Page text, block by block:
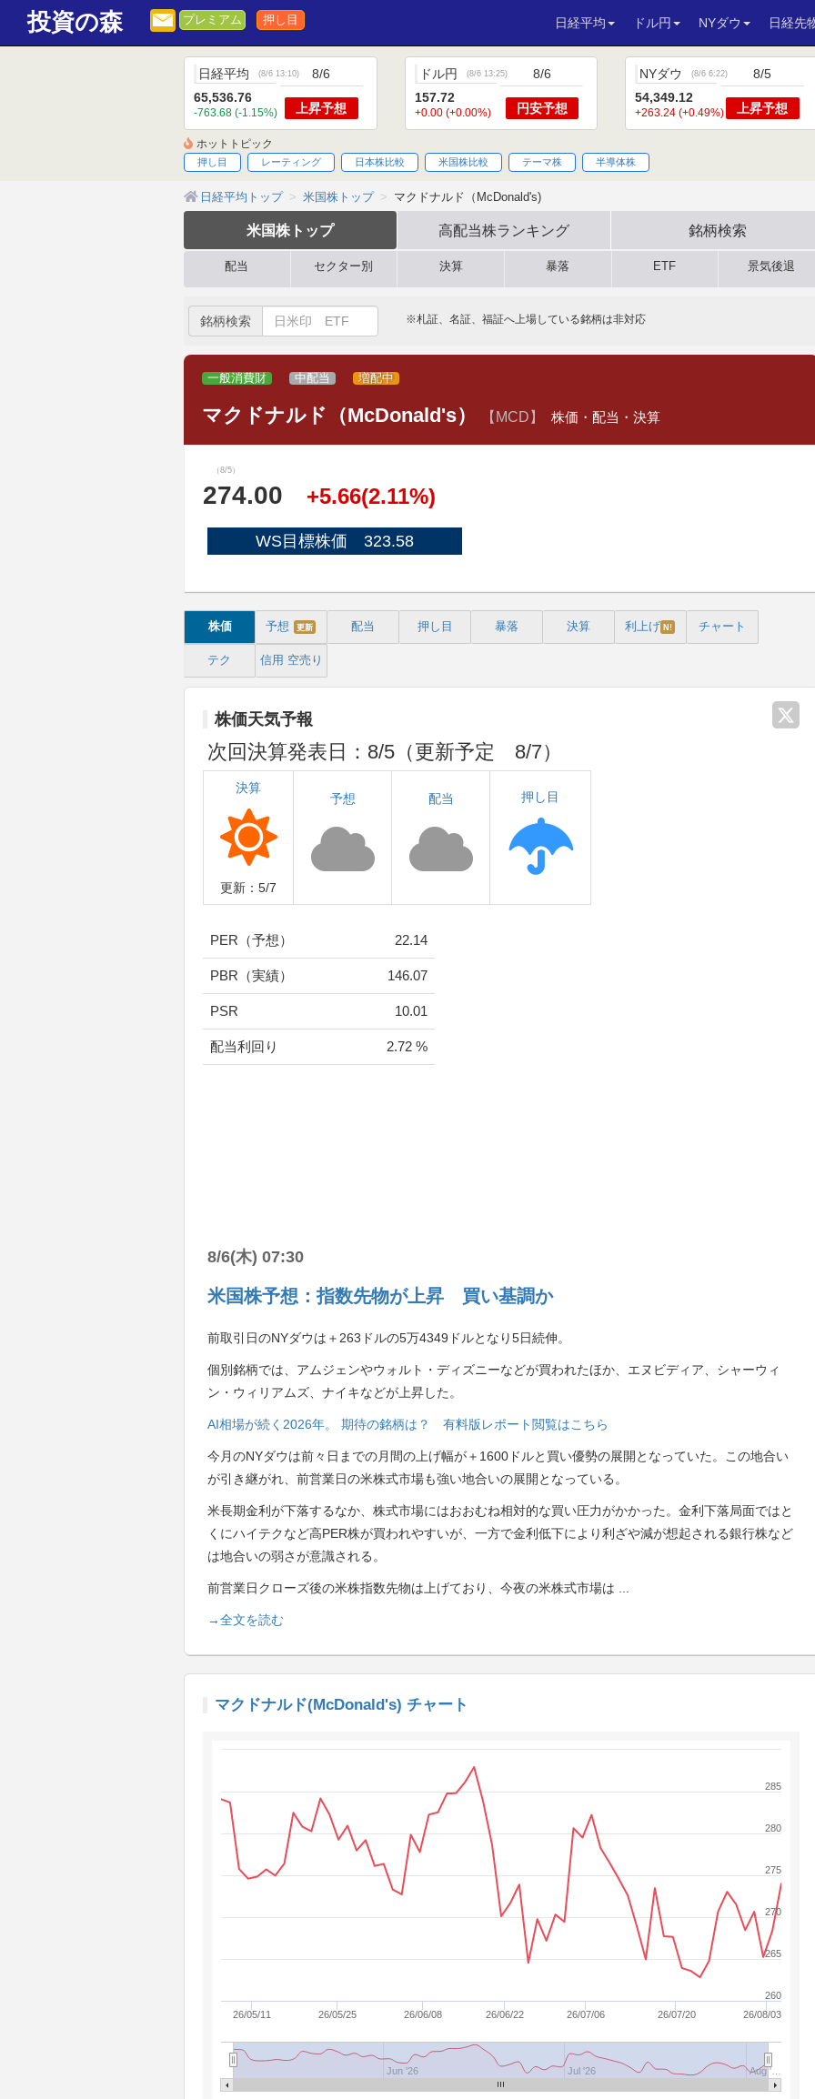
投資の森 プレミアム 押し目 日経平均 ドル円 NYダウ 日経先
日経平均 (8/6 13:10)
65,536.76
-763.68 (-1.15%)
8/6
上昇予想
ドル円 (8/6 13:25)
157.72
+0.00 (+0.00%)
8/6
円安予想
NYダウ (8/6 6:22)
54,349.12
+263.24 (+0.49%)
8/5
上昇予想
ホットトピック
押し目 レーティング 日本株比較 米国株比較 テーマ株 半導体株
日経平均トップ 米国株トップ マクドナルド（McDonald's)
米国株 トップ 高配当株ランキング 銘柄検索
配当 セクター別 決算 暴落 ETF 景気後退
銘柄検索 ※札証、名証、福証へ上場している銘柄は非対応
一般消費財 中配当 増配中
マクドナルド（McDonald's） 【MCD】 株価・配当・決算
（8/5）
274.00 +5.66(2.11%)
WS目標株価 323.58
株価 予想 更新 配当 押し目 暴落 決算 利上げ N! チャート
テク 信用 空売り
株価天気予報
次回決算発表日：8/5（更新予定 8/7）
決算
更新：5/7
予想 配当 押し目
PER（予想） 22.14
PBR（実績） 146.07
PSR 10.01
配当利回り 2.72 %
8/6(木) 07:30
米国株予想：指数先物が上昇 買い基調か
前取引日のNYダウは＋263ドルの5万4349ドルとなり5日続伸。
個別銘柄では、アムジェンやウォルト・ディズニーなどが買われたほか、エヌビディア、シャーウィ
ン・ウィリアムズ、ナイキなどが上昇した。
AI相場が続く2026年。 期待の銘柄は？ 有料版レポート閲覧はこちら
今月のNYダウは前々日までの月間の上げ幅が＋1600ドルと買い優勢の展開となっていた。この地合い
が引き継がれ、前営業日の米株式市場も強い地合いの展開となっている。
米長期金利が下落するなか、株式市場にはおおむね相対的な買い圧力がかかった。金利下落局面ではと
くにハイテクなど高PER株が買われやすいが、一方で金利低下により利ざや減が想起される銀行株など
は地合いの弱さが意識される。
前営業日クローズ後の米株指数先物は上げており、今夜の米株式市場は
→全文を読む
マクドナルド(McDonald's) チャート
26/05/11 26/05/25 26/06/08 26/06/22 26/07/06 26/07/20 26/08/03
Jun '26 Jul '26 Aug '…
260
265
270
275
280
285